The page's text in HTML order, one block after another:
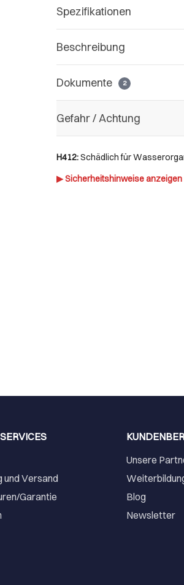
Spezifikationen
Beschreibung
Dokumente 2
Gefahr / Achtung
H412:Schädlich für
▶ Sicherheitshinweise anzeigen
und Versand
Garantie
Unsere
Blog
Newsletter